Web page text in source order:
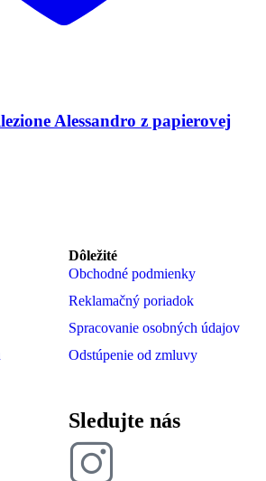
Alessandro z papierovej
Dôležité
Obchodné podmienky
Reklamačný poriadok
Spracovanie osobných údajov
Odstúpenie od zmluvy
Sledujte nás